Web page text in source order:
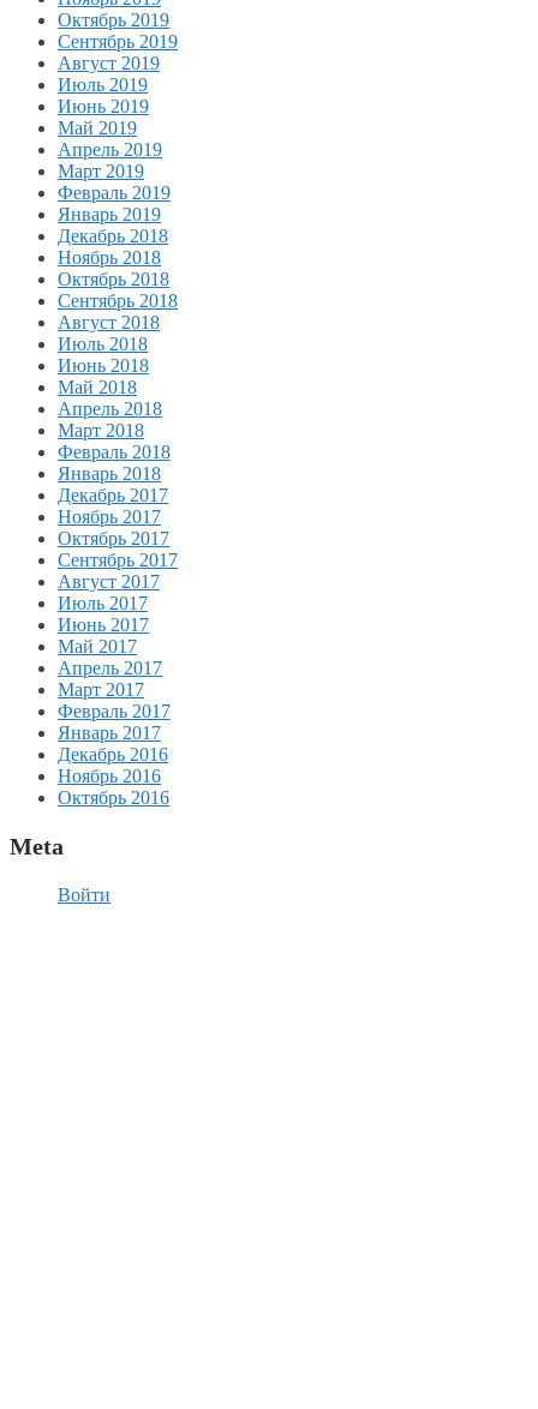
Октябрь 2019
Сентябрь 2019
Август 2019
Июль 2019
Июнь 2019
Май 2019
Апрель 2019
Март 2019
Февраль 2019
Январь 2019
Декабрь 2018
Ноябрь 2018
Октябрь 2018
Сентябрь 2018
Август 2018
Июль 2018
Июнь 2018
Май 2018
Апрель 2018
Март 2018
Февраль 2018
Январь 2018
Декабрь 2017
Ноябрь 2017
Октябрь 2017
Сентябрь 2017
Август 2017
Июль 2017
Июнь 2017
Май 2017
Апрель 2017
Март 2017
Февраль 2017
Январь 2017
Декабрь 2016
Ноябрь 2016
Октябрь 2016
Meta
Войти